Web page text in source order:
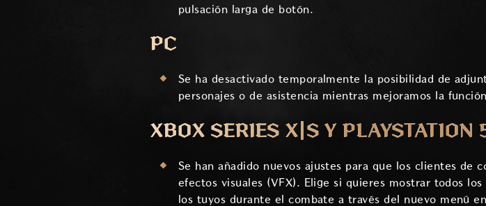
pulsación larga de botón.
PC
Se ha desactivado temporalmente la posibilidad de
personajes o de asistencia mientras mejoramos la
XBOX SERIES X|S Y PLAYSTATION
Se han añadido nuevos ajustes para que los clientes de
efectos visuales (VFX). Elige si quieres mostrar todos
los tuyos durante el combate a través del nuevo menú